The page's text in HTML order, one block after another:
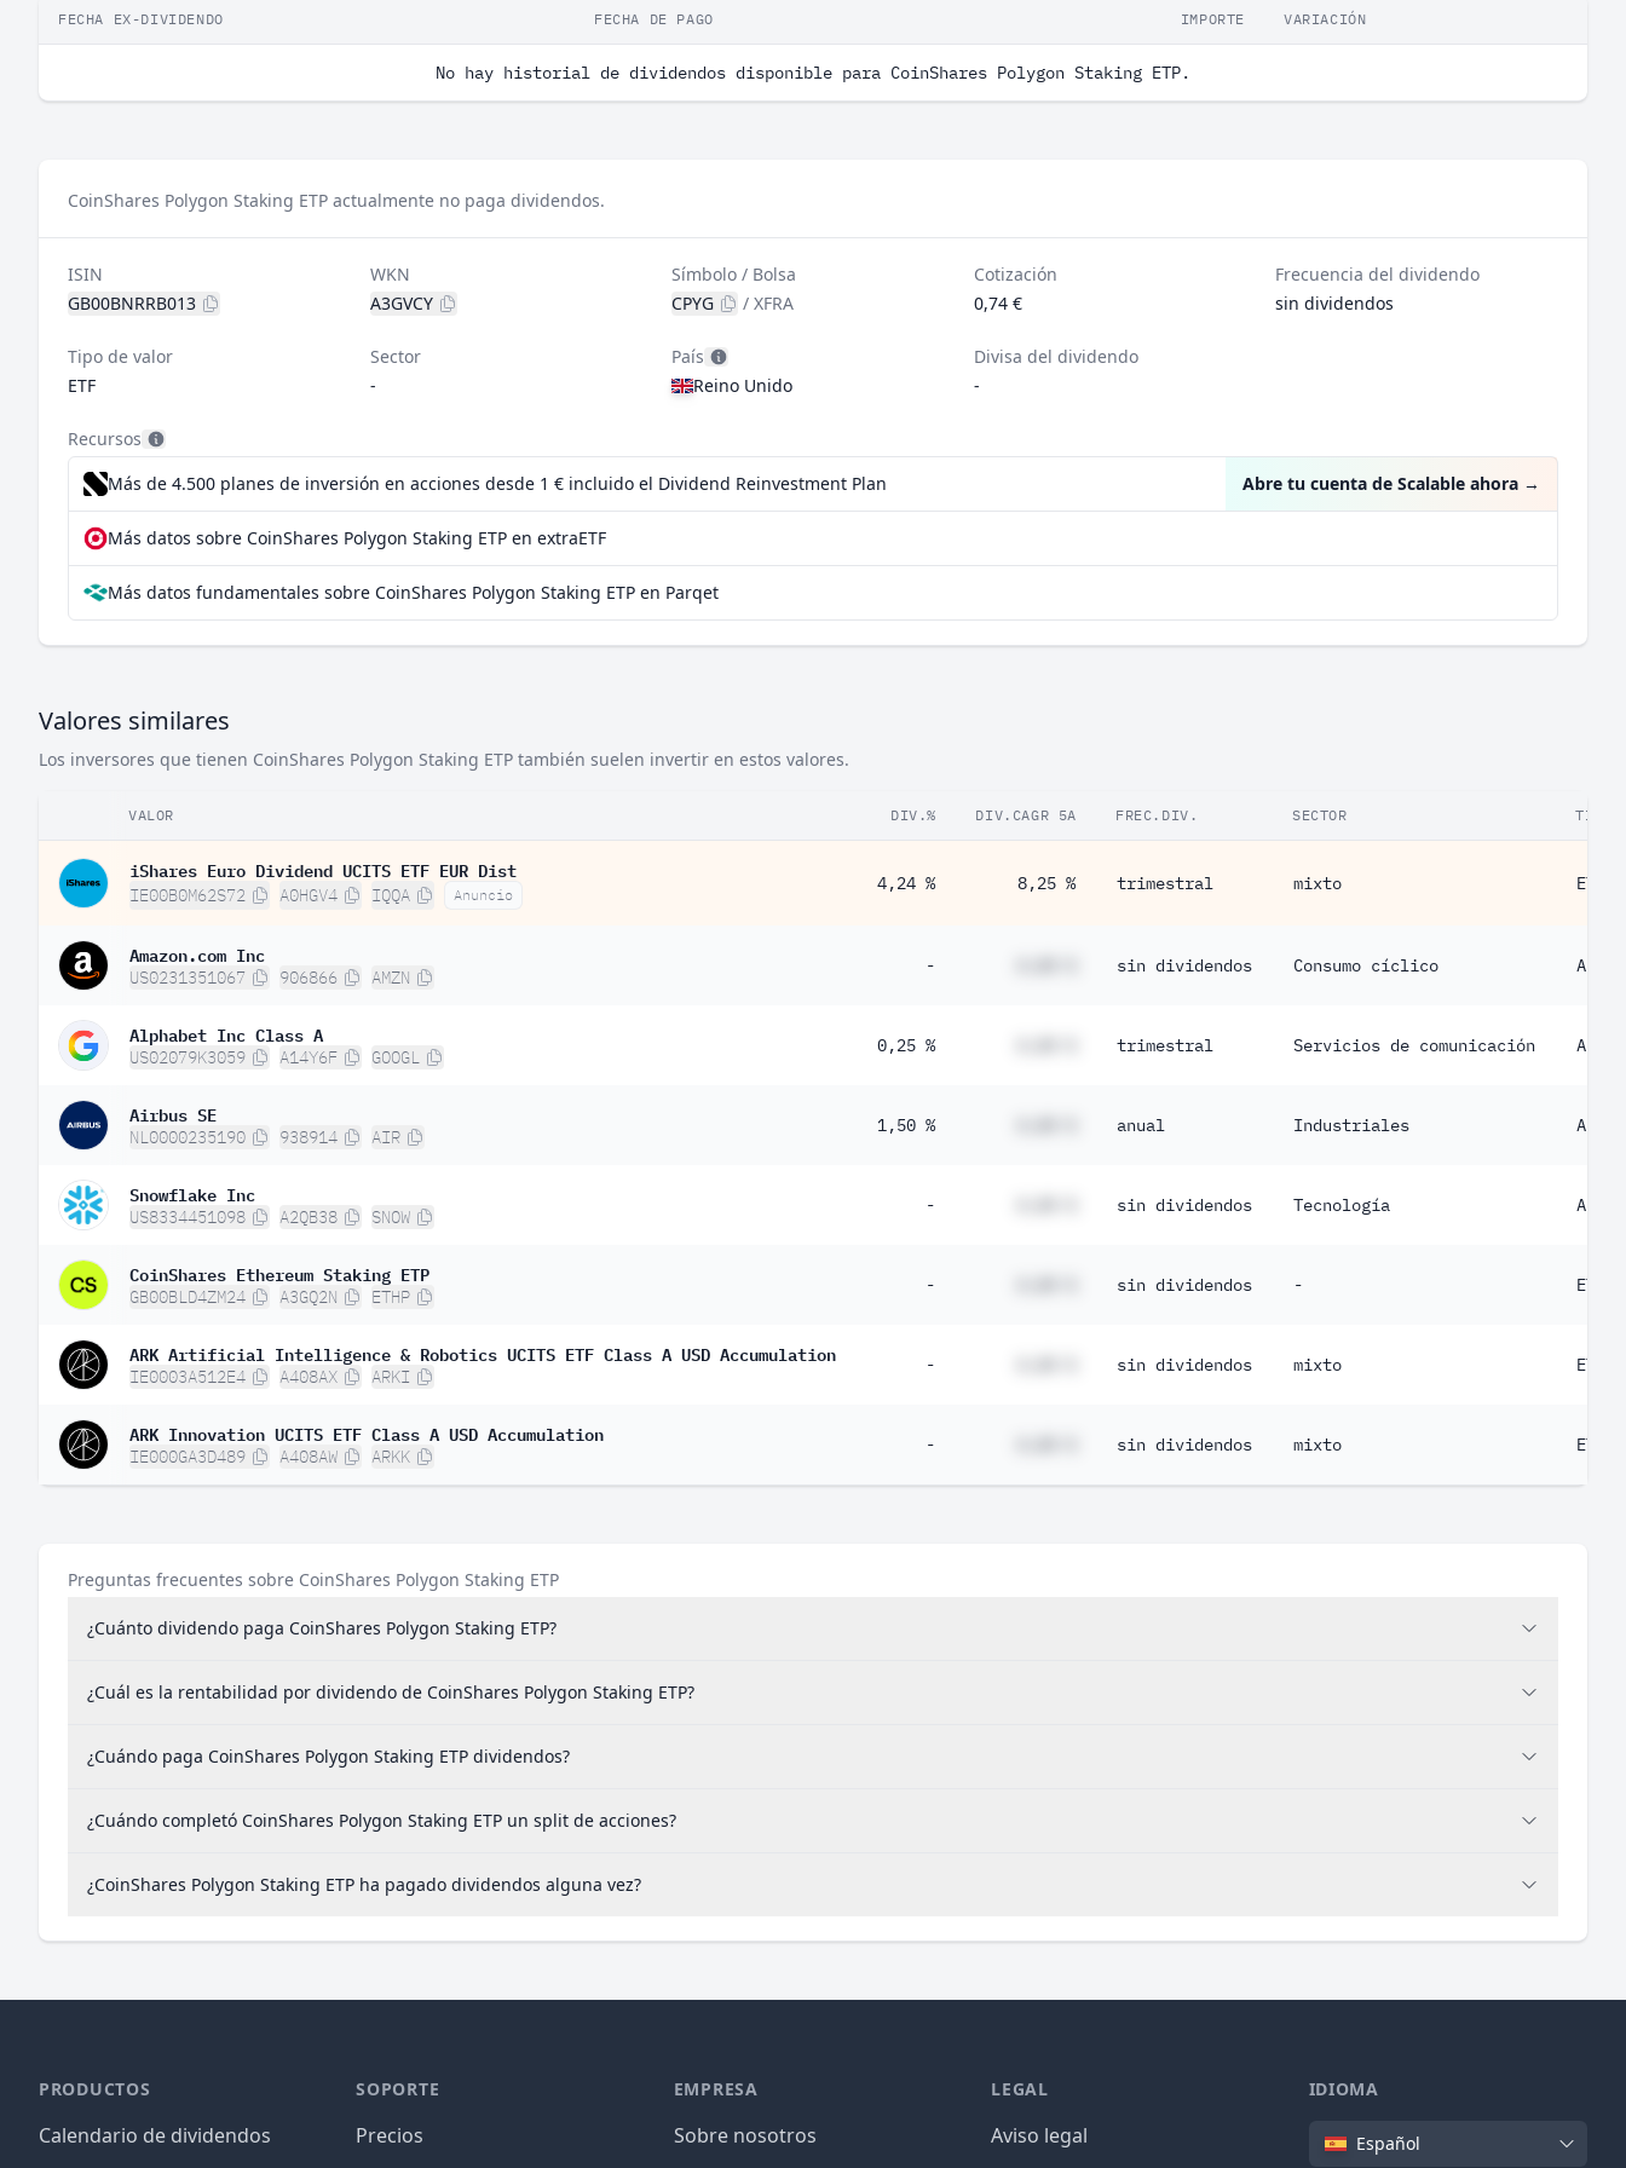
FECHA EX-DIVIDENDO FECHA DE PAGO IMPORTE VARIACIÓN
No hay historial de dividendos disponible para CoinShares Polygon Staking ETP.
CoinShares Polygon Staking ETP actualmente no paga dividendos.
ISIN
GB00BNRRB013
WKN
A3GVCY
Símbolo / Bolsa
CPYG
/XFRA
Cotización
0,74 €
Frecuencia del dividendo
sin dividendos
Tipo de valor
ETF
Sector
-
País
Reino Unido
Divisa del dividendo
-
Recursos
Más de 4.500 planes de inversión en acciones desde 1 € incluido el Dividend Reinvestment Plan Abre tu cuenta de Scalable ahora →
Más datos sobre CoinShares Polygon Staking ETP en extraETF
Más datos fundamentales sobre CoinShares Polygon Staking ETP en Parqet
Valores similares
Los inversores que tienen CoinShares Polygon Staking ETP también suelen invertir en estos valores.
VALOR DIV.% DIV.CAGR 5A FREC.DIV. SECTOR TIPO
iShares Euro Dividend UCITS ETF EUR Dist
IE00B0M62S72 A0HGV4 IQQA Anuncio
4,24 % 8,25 % trimestral mixto ETF
Amazon.com Inc
US0231351067 906866 AMZN
- sin dividendos Consumo cíclico
Alphabet Inc Class A
US02079K3059 A14Y6F GOOGL
0,25 % trimestral Servicios de comunicación
Airbus SE
NL0000235190 938914 AIR
1,50 % anual Industriales
Snowflake Inc
US8334451098 A2QB38 SNOW
- sin dividendos Tecnología
CoinShares Ethereum Staking ETP
GB00BLD4ZM24 A3GQ2N ETHP
- sin dividendos - ETF
ARK Artificial Intelligence & Robotics UCITS ETF Class A USD Accumulation
IE0003A512E4 A408AX ARKI
- sin dividendos mixto ETF
ARK Innovation UCITS ETF Class A USD Accumulation
IE000GA3D489 A408AW ARKK
- sin dividendos mixto ETF
Preguntas frecuentes sobre CoinShares Polygon Staking ETP
¿Cuánto dividendo paga CoinShares Polygon Staking ETP?
¿Cuál es la rentabilidad por dividendo de CoinShares Polygon Staking ETP?
¿Cuándo paga CoinShares Polygon Staking ETP dividendos?
¿Cuándo completó CoinShares Polygon Staking ETP un split de acciones?
¿CoinShares Polygon Staking ETP ha pagado dividendos alguna vez?
PRODUCTOS
Calendario de dividendos
SOPORTE
Precios
EMPRESA
Sobre nosotros
LEGAL
Aviso legal
IDIOMA
IdiomaEspañol